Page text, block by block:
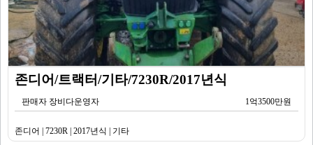
존디어/트랙터/기타/7230R/2017년식
판매자 장비다운영자 1억3500만원
존디어 | 7230R | 2017년식 | 기타